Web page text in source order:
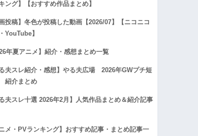
ング】【おすすめ作品まとめ】
画投稿】冬色が投稿した動画【2026/07】【ニコニコ
YouTube】
年夏アニメ】紹介・感想まとめ一覧
る夫スレ紹介・感想】やる夫広場 2026年GWプチ短
紹介まとめ
る夫スレ十選 2026年2月】人気作品まとめ＆紹介記事
ニメ・PVランキング】おすすめ記事・まとめ記事一